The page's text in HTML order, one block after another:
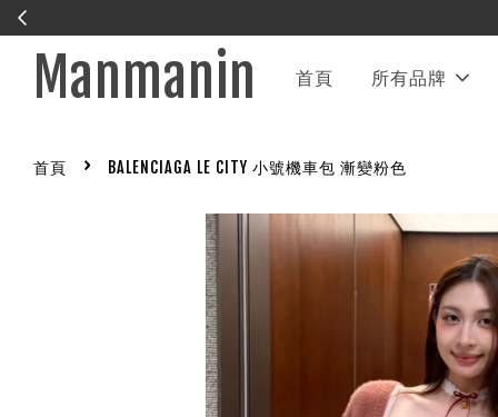
Manmanin 首頁 所有品牌
首頁 › BALENCIAGA LE CITY 小號機車包 漸變粉色